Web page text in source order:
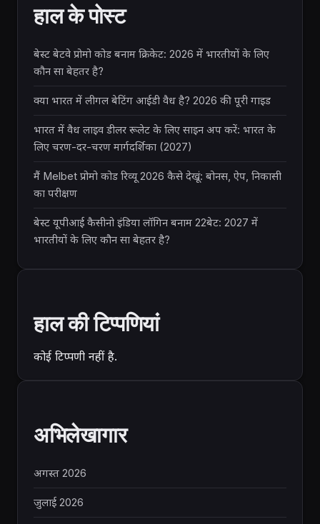
हाल के पोस्ट
बेस्ट बेटवे प्रोमो कोड बनाम क्रिकेट: 2026 में भारतीयों के लिए
कौन सा बेहतर है?
क्या भारत में लीगल बेटिंग आईडी वैध है? 2026 की पूरी गाइड
भारत में वैध लाइव डीलर रूलेट के लिए साइन अप करें: भारत के
लिए चरण-दर-चरण मार्गदर्शिका (2027)
मैं Melbet प्रोमो कोड रिव्यू 2026 कैसे देखूं: बोनस, ऐप, निकासी
का परीक्षण
बेस्ट यूपीआई कैसीनो इंडिया लॉगिन बनाम 22बेट: 2027 में
भारतीयों के लिए कौन सा बेहतर है?
हाल की टिप्पणियां
कोई टिप्पणी नहीं है.
अभिलेखागार
अगस्त 2026
जुलाई 2026